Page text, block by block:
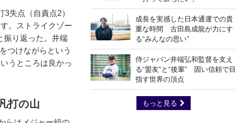
失点（自責点2）
。ストライクゾー
振り返った。井端
つけながらという
うところは良かっ
打の山
成長を実感した日本通運での貴
重な時間 古田島成龍が力にす
る“みんなの思い”
侍ジャパン井端弘和監督を支え
る“盟友”と“後輩” 固い信頼で目
指す世界の頂点
もっと見る